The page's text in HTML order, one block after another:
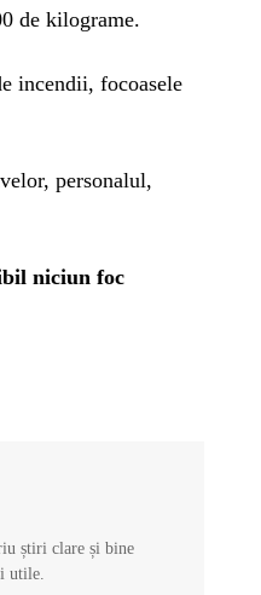
de kilograme.
incendii, focoasele
personalul,
niciun foc
știri clare și bine
utile.